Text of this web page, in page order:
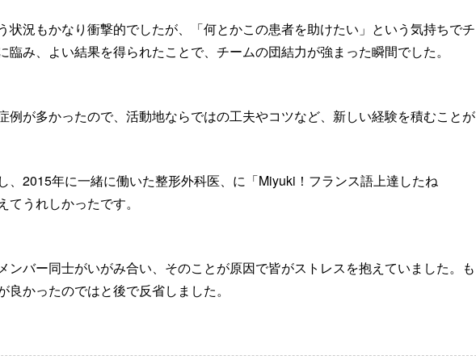
状況もかなり衝撃的でしたが、「何とかこの患者を助けたい」という気持ちでチ
臨み、よい結果を得られたことで、チームの団結力が強まった瞬間でした。
例が多かったので、活動地ならではの工夫やコツなど、新しい経験を積むことが
、2015年に一緒に働いた整形外科医、に「Miyuki！フランス語上達したね
うれしかったです。
ンバー同士がいがみ合い、そのことが原因で皆がストレスを抱えていました。も
良かったのではと後で反省しました。